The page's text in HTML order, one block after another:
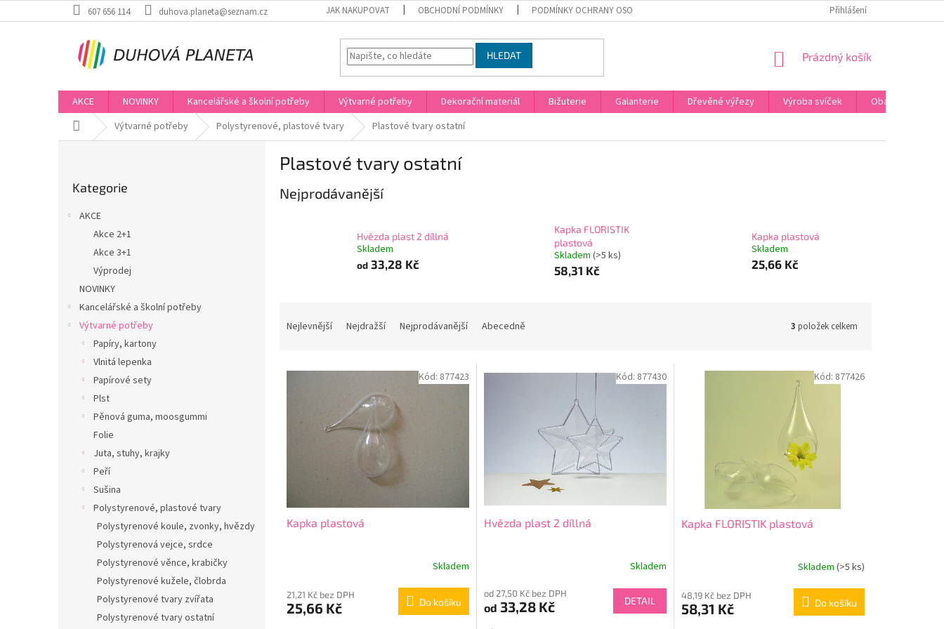
na
607 656 114 duhova.planeta@seznam.cz JAK NAKUPOVAT OBCHODNÍ PODMÍNKY PODMÍNKY OCHRANY OSOBNÍCH ÚDAJŮ UPLATNĚNÍ REKLAMACE
Přihlášení
HLEDAT
NÁKUPNÍ
Prázdný košík
AKCE NOVINKY Kancelářské a školní potřeby Výtvarné potřeby Dekorační materiál Bižuterie Galanterie Dřevěné výřezy Výroba svíček
Obalový materiál
Domů Výtvarné potřeby Polystyrenové, plastové tvary Plastové tvary ostatní
kategorie
Kategorie
AKCE
Akce 2+1
Akce 3+1
Výprodej
NOVINKY
Kancelářské a školní potřeby
Výtvarné potřeby
Papíry, kartony
Vlnitá lepenka
Papírové sety
Plst
Pěnová guma, moosgummi
Folie
Juta, stuhy, krajky
Peří
Sušina
Polystyrenové, plastové tvary
Polystyrenové koule, zvonky, hvězdy
Polystyrenová vejce, srdce
Polystyrenové věnce, krabičky
Polystyrenové kužele, člobrda
Polystyrenové tvary zvířata
Polystyrenové tvary ostatní
Plastové tvary ostatní
Nejprodávanější
Hvězda plast 2 díllná
Skladem
od 33,28 Kč
Kapka FLORISTIK
plastová
Skladem (>5 ks)
58,31 Kč
Kapka plastová
Skladem
25,66 Kč
n
Nejlevnější Nejdražší Nejprodávanější Abecedně 3 položek celkem
V
Kapka plastová
Skladem
21,21 Kč bez DPH
25,66 Kč Do košíku
Kód: 877423
Hvězda plast 2 díllná
Skladem
od 27,50 Kč bez DPH
od 33,28 Kč DETAIL
Kód: 877430
Kapka FLORISTIK plastová
Skladem (>5 ks)
48,19 Kč bez DPH
58,31 Kč Do košíku
Kód: 877426